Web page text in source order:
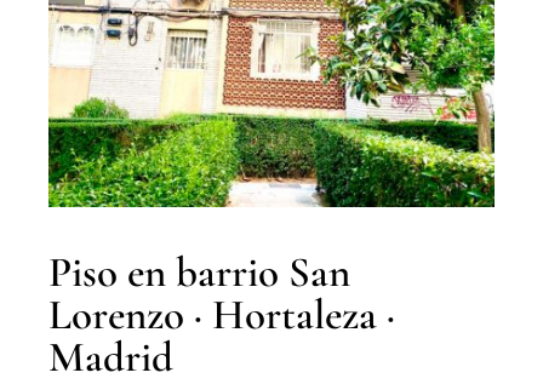
Piso en barrio San
Lorenzo · Hortaleza ·
Madrid